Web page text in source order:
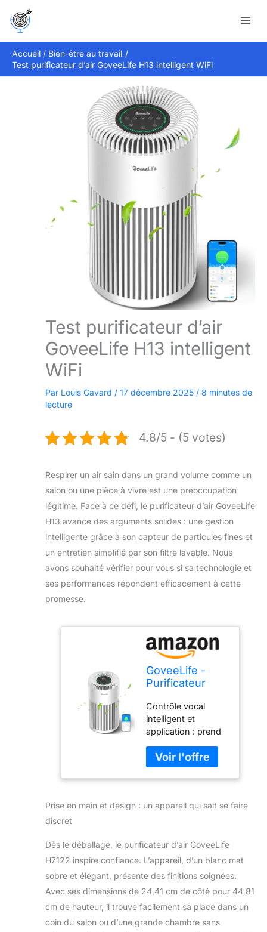
Accueil
Bien-être au travail
Test purificateur d’air GoveeLife H13 intelligent WiFi
Test purificateur d’air
GoveeLife H13 intelligent
WiFi
Par Louis Gavard / 17 décembre 2025 / 8 minutes de
lecture
4.8/5 - (5 votes)
Respirer un air sain dans un grand volume comme un
salon ou une pièce à vivre est une préoccupation
légitime. Face à ce défi, le purificateur d’air GoveeLife
H13 avance des arguments solides : une gestion
intelligente grâce à son capteur de particules fines et
un entretien simplifié par son filtre lavable. Nous
avons souhaité vérifier pour vous si sa technologie et
ses performances répondent efficacement à cette
promesse.
GoveeLife -
Purificateur
pour la maison,
grande pièce
jusqu'à 1524
pieds carrés
avec filtre
lavable, capteur
de qualité d'air
WiFi,
Contrôle vocal
intelligent et
application : prend
connexion Wi-Fi ou
Bluetooth, de sorte
que vous pouvez
purificateur d'air de
GoveeHome.
Utilisez votre voix
avec Alexa, Siri,
Google Assistant et
IFTTT. Les filtres de
rechange peuvent
Prise en main et design : un appareil qui sait se faire
discret
Dès le déballage, le purificateur d’air GoveeLife
H7122 inspire confiance. L’appareil, d’un blanc mat
sobre et élégant, présente des finitions soignées.
Avec ses dimensions de 24,41 cm de côté pour 44,81
cm de hauteur, il trouve facilement sa place dans un
coin du salon ou d’une grande chambre sans
Rechercher